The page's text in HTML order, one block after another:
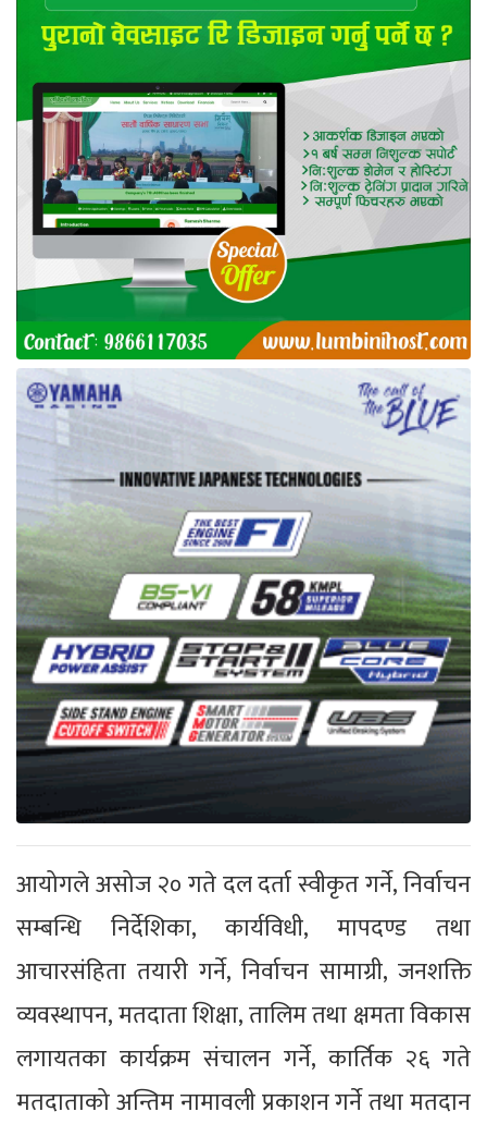
आयोगले असोज २० गते दल दर्ता स्वीकृत गर्ने, निर्वाचन
सम्बन्धि निर्देशिका, कार्यविधी, मापदण्ड तथा
आचारसंहिता तयारी गर्ने, निर्वाचन सामाग्री, जनशक्ति
व्यवस्थापन, मतदाता शिक्षा, तालिम तथा क्षमता विकास
लगायतका कार्यक्रम संचालन गर्ने, कार्तिक २६ गते
मतदाताको अन्तिम नामावली प्रकाशन गर्ने तथा मतदान